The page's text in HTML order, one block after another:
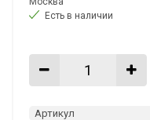
Есть в наличии
Артикул